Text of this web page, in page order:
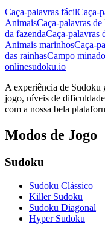
Caça-palavras fácilCaça-
AnimaisCaça-palavras de
da fazendaCaça-palavras
Animais marinhosCaça-
das rainhasCampo minado
onlinesudoku.io
A experiência de
jogo, níveis de
com a nossa bela
Modos de Jogo
Sudoku
Sudoku Clássico
Killer Sudoku
Sudoku Diagonal
Hyper Sudoku